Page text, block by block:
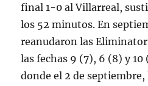
final 1-0 al Villarreal,
los 52 minutos. En
reanudaron las
las fechas 9 (7), 6 (8) y
donde el 2 de